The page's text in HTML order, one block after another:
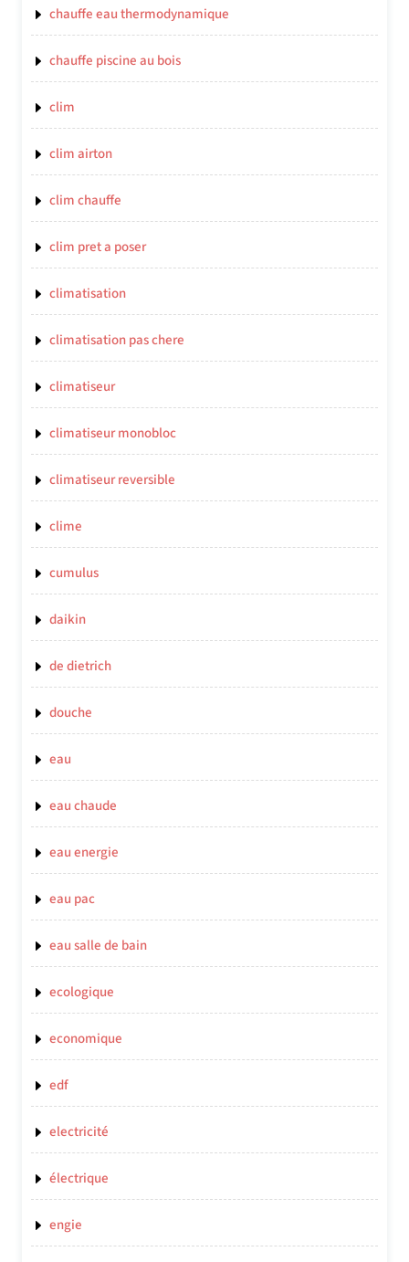
chauffe eau thermodynamique
chauffe piscine au bois
clim
clim airton
clim chauffe
clim pret a poser
climatisation
climatisation pas chere
climatiseur
climatiseur monobloc
climatiseur reversible
clime
cumulus
daikin
de dietrich
douche
eau
eau chaude
eau energie
eau pac
eau salle de bain
ecologique
economique
edf
electricité
électrique
engie